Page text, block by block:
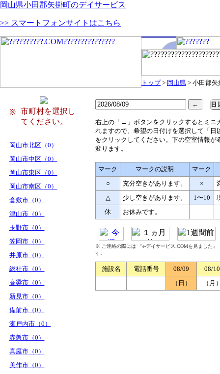
岡山県小田郡矢掛町のデイサービス
>> スマートフォンサイトはこちら
トップ> 岡山県 > 小田郡矢
※
市町村を選択し
てください。
岡山市北区（0）
岡山市中区（0）
岡山市東区（0）
岡山市南区（0）
倉敷市（0）
津山市（0）
玉野市（0）
笠岡市（0）
井原市（0）
総社市（0）
高梁市（0）
新見市（0）
備前市（0）
瀬戸内市（0）
赤磐市（0）
真庭市（0）
美作市（0）
右上の「←」ボタンをクリックするとミニ
れますので、希望の日付けを選択して「日
をクリックしてください。下の空室情報が
変ります。
マーク マークの説明
マーク
○
充分空きがあります。 ×
△
少し空きがあります。 1〜10
休
お休みです。
※ ご連絡の際には 『e-デイサービス.COMを見ました
す。
施設名 電話番号 08/09
08/10
（日）
（月